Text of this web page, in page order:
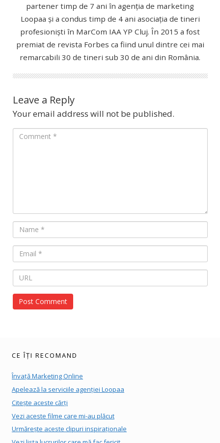
partener timp de 7 ani în agenția de marketing
Loopaa și a condus timp de 4 ani asociația de tineri
profesioniști în MarCom IAA YP Cluj. În 2015 a fost
premiat de revista Forbes ca fiind unul dintre cei mai
remarcabili 30 de tineri sub 30 de ani din România.
Leave a Reply
Your email address will not be published.
CE ÎȚI RECOMAND
Învață Marketing Online
Apelează la serviciile agenției Loopaa
Citește aceste cărți
Vezi aceste filme care mi-au plăcut
Urmărește aceste clipuri inspiraționale